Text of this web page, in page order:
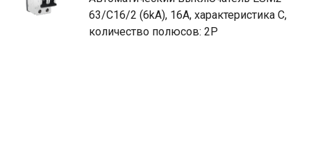
63/C16/2 (6kA), 16A, характеристика C,
количество полюсов: 2P